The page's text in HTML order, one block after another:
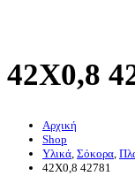
42X0,8
Αρχική
Shop
Υλικά, Σόκορα,
42X0,8 42781